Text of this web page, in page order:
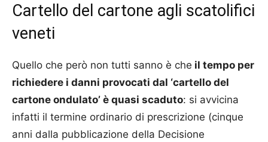
Cartello del cartone agli scatolifici
veneti
Quello che però non tutti sanno è che il tempo per
richiedere i danni provocati dal ‘cartello del
cartone ondulato’ è quasi scaduto: si avvicina
infatti il termine ordinario di prescrizione (cinque
anni dalla pubblicazione della Decisione